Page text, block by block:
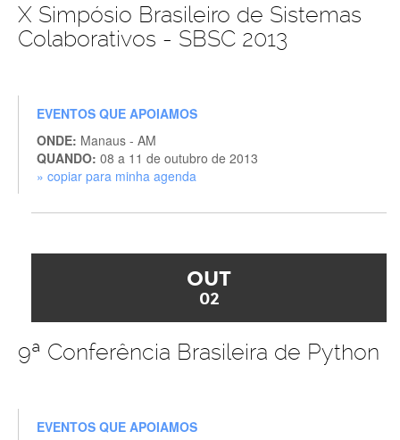
X Simpósio Brasileiro de Sistemas
Colaborativos - SBSC 2013
EVENTOS QUE APOIAMOS
ONDE: Manaus - AM
QUANDO: 08 a 11 de outubro de 2013
» copiar para minha agenda
OUT
02
9ª Conferência Brasileira de Python
EVENTOS QUE APOIAMOS